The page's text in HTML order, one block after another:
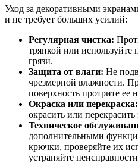
Уход за декоративными
и не требует больших усилий:
Регулярная чистка:
тряпкой или используйте
грязи.
Защита от влаги: Не
чрезмерной влажности.
поверхность протрите ее
Окраска или перекраска:
окрасить или
Техническое
дополнительными
крючки, проверяйте их
устраняйте